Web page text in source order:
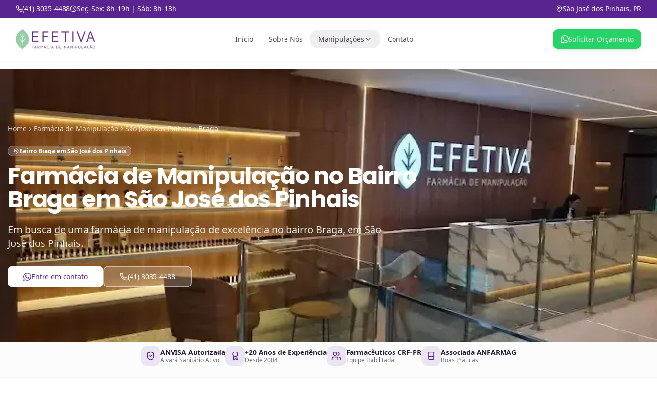
(41) 3035-4488 Seg-Sex: 8h-19h | Sáb: 8h-13h São José dos Pinhais, PR
Início Sobre Nós Manipulações Contato Solicitar Orçamento
Home Farmácia de Manipulação São José dos Pinhais Braga
Bairro Braga em São José dos Pinhais
Farmácia de ManipulaçãonoBairro
Braga em São José dos Pinhais
Em busca de uma farmácia de manipulação de excelência no bairro Braga, em São
José dos Pinhais.
Entre em contato (41) 3035-4488
ANVISA Autorizada
Alvará Sanitário Ativo
+20 Anos de Experiência
Desde 2004
Farmacêuticos CRF-PR
Equipe Habilitada
Associada ANFARMAG
Boas Práticas